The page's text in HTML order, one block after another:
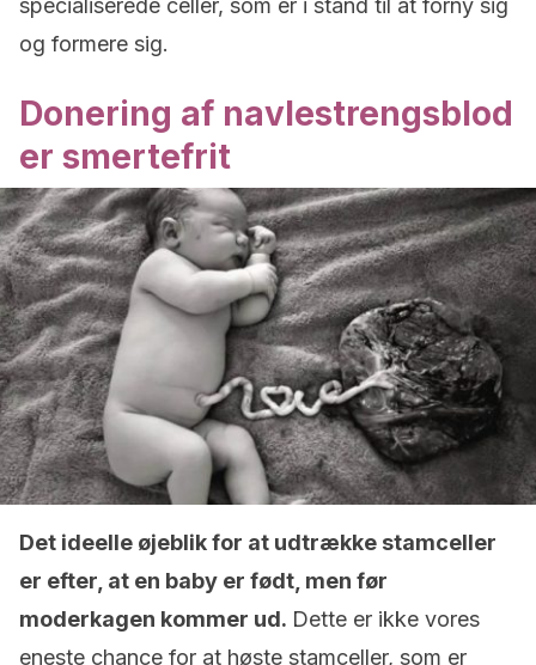
specialiserede celler, som er i stand til at forny sig
og formere sig.
Donering af navlestrengsblod
er smertefrit
Det ideelle øjeblik for at udtrække stamceller
er efter, at en baby er født, men før
moderkagen kommer ud. Dette er ikke vores
eneste chance for at høste stamceller, som er